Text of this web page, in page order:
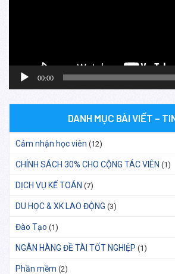
00:00
DANH MỤC BÀI VIẾT –
Cảm nhận học viên (12)
CHÍNH SÁCH 30% CHO CỘNG TÁC VIÊN (1)
DỊCH VỤ KẾ TOÁN (7)
DU HỌC & XK LAO ĐỘNG (3)
Đào Tạo (1)
NGÂN HÀNG ĐỀ TÀI TỐT NGHIỆP (1)
Phần mềm (2)